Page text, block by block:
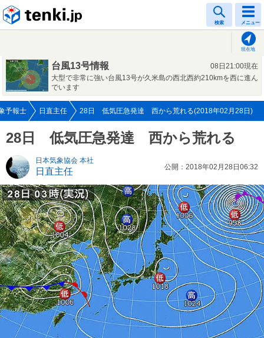
検索 メニュー
現在地
台風13号情報
08日21:00現在
大型で非常に強い台風13号が久米島の西北西約210kmを西に進ん
でいます
予報士 日直主任 28日 低気圧急発達 西から荒れる(2018年02月28日)
28日 低気圧急発達 西から荒れる
日本気象協会 本社
日直主任 公開：2018年02月28日06:32